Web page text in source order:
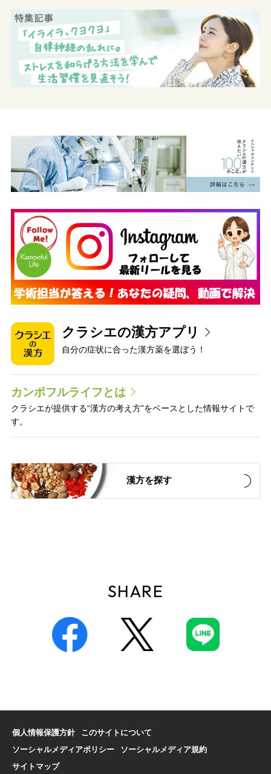
クラシエの漢方アプリ
自分の症状に合った漢方薬を選ぼう！
カンポフルライフとは
クラシエが提供する“漢方の考え方”をベースとした情報サイトで
す。
漢方を探す
SHARE
個人情報保護方針
このサイトについて
ソーシャルメディアポリシー
ソーシャルメディア規約
サイトマップ